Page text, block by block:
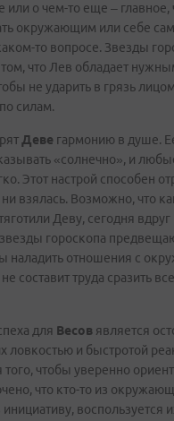
или о чем-то еще – главное,
окружающим или себе
то вопросе. Звезды
том, что Лев обладает
не ударить в грязь
силам.
Деве гармонию в душе.
«солнечно», и
Этот настрой способен
взялась. Возможно, что
Деву, сегодня
гороскопа
наладить отношения с
составит труда сразить
для Весов является
ловкостью и быстротой
чтобы уверенно
что кто-то из
воспользуется